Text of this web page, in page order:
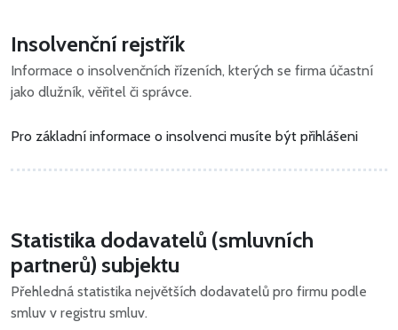
Insolvenční rejstřík
Informace o insolvenčních řízeních, kterých se firma účastní
jako dlužník, věřitel či správce.
Pro základní informace o insolvenci musíte být přihlášeni
Statistika dodavatelů (smluvních
partnerů) subjektu
Přehledná statistika největších dodavatelů pro firmu podle
smluv v registru smluv.